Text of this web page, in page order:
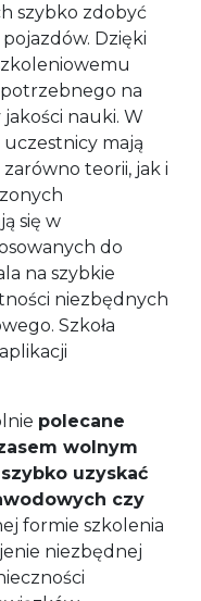
szybko zdobyć
Dzięki
na
nauki. W
mają
teorii, jak i
się w
do
na szybkie
niezbędnych
Szkoła
polecane
wolnym
uzyskać
czy
formie szkolenia
niezbędnej